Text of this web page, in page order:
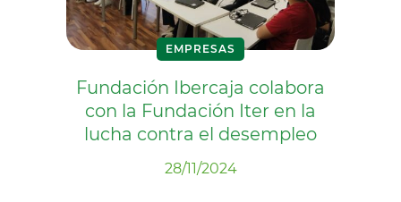
EMPRESAS
Fundación Ibercaja colabora
con la Fundación Iter en la
lucha contra el desempleo
28/11/2024